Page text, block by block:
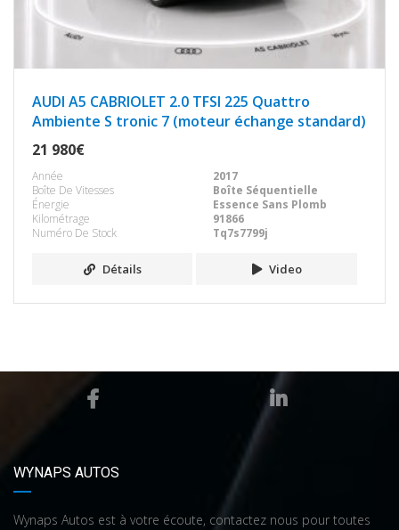
AUDI A5 CABRIOLET 2.0 TFSI 225 Quattro
Ambiente S tronic 7 (moteur échange standard)
21 980€
Année
2017
Boîte De Vitesses
Boîte Séquentielle
Énergie
Essence Sans Plomb
Kilométrage
91866
Numéro De Stock
Tq7s7799j
Détails Video
WYNAPS AUTOS
Wynaps Autos est à votre écoute, contactez nous pour toutes